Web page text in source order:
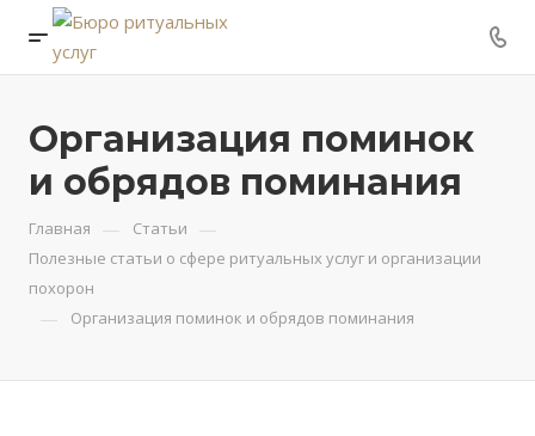
Организация поминок
и обрядов поминания
Главная — Статьи —
Полезные статьи о сфере ритуальных услуг и организации
похорон
— Организация поминок и обрядов поминания